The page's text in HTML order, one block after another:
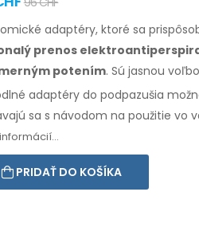
adaptéry, ktoré sa
prenos
potením. Sú jasnou
adaptéry do podpazušia
sa s návodom na použitie vo
PRIDAŤ DO KOŠÍKA